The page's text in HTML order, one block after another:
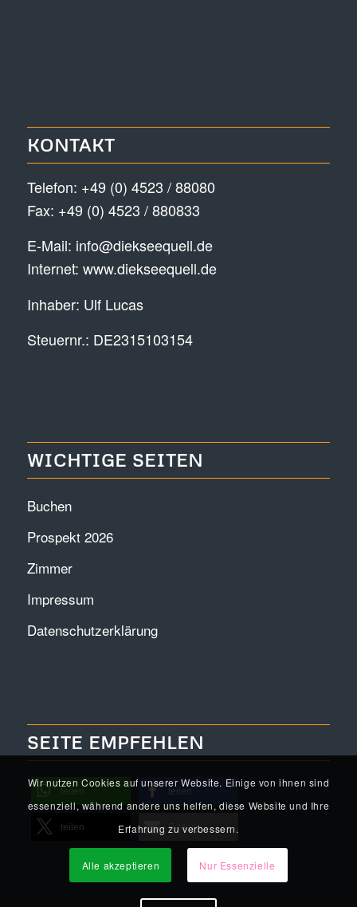
KONTAKT
Telefon: +49 (0) 4523 / 88080
Fax: +49 (0) 4523 / 880833
E-Mail: info@diekseequell.de
Internet: www.diekseequell.de
Inhaber: Ulf Lucas
Steuernr.: DE2315103154
WICHTIGE SEITEN
Buchen
Prospekt 2026
Zimmer
Impressum
Datenschutzerklärung
SEITE EMPFEHLEN
teilen teilen
teilen E-Mail
Wir nutzen Cookies auf unserer Website. Einige von ihnen sind
essenziell, während andere uns helfen, diese Website und Ihre
Erfahrung zu verbessern.
Alle akzeptieren Nur Essenzielle